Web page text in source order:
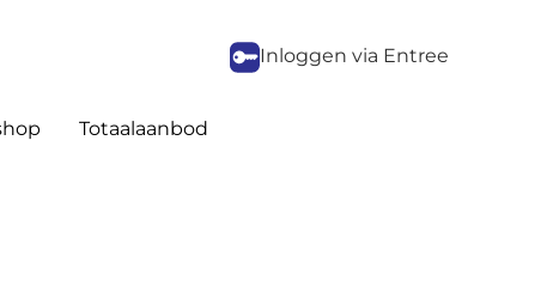
Inloggen via Entree
Totaalaanbod